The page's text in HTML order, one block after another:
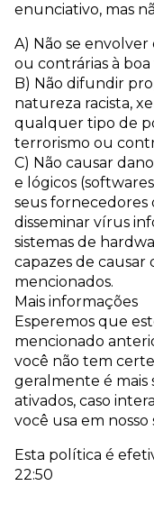
enunciativo, mas
A) Não se
ou contrárias à
B) Não difundir
natureza racista,
qualquer tipo de
terrorismo ou
C) Não causar
e lógicos
seus fornecedores
disseminar vírus
sistemas de
capazes de
mencionados.
Mais informações
Esperemos que
mencionado
você não tem
geralmente é mais
ativados, caso
você usa em nosso
Esta política é
22:50